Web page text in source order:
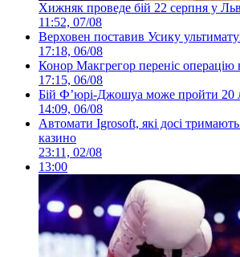
Хижняк проведе бій 22 серпня у
11:52, 07/08
Верховен поставив Усику
17:18, 06/08
Конор Макгрегор переніс операцію
17:15, 06/08
Бій Ф’юрі-Джошуа може пройти 20
14:09, 06/08
Автомати Igrosoft, які досі
казино
23:11, 02/08
13:00